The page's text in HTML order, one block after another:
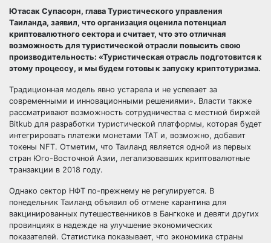
Ютасак Супасорн, глава Туристического управления
Таиланда, заявил, что организация оценила потенциал
криптовалютного сектора и считает, что это отличная
возможность для туристической отрасли повысить свою
производительность: «Туристическая отрасль подготовится к
этому процессу, и мы будем готовы к запуску криптотуризма.
Традиционная модель явно устарела и не успевает за
современными и инновационными решениями». Власти также
рассматривают возможность сотрудничества с местной биржей
Bitkub для разработки туристической платформы, которая будет
интегрировать платежи монетами TAT и, возможно, добавит
токены NFT. Отметим, что Таиланд является одной из первых
стран Юго-Восточной Азии, легализовавших криптовалютные
транзакции в 2018 году.
Однако сектор НФТ по-прежнему не регулируется. В
понедельник Таиланд объявил об отмене карантина для
вакцинированных путешественников в Бангкоке и девяти других
провинциях в надежде на улучшение экономических
показателей. Статистика показывает, что экономика страны